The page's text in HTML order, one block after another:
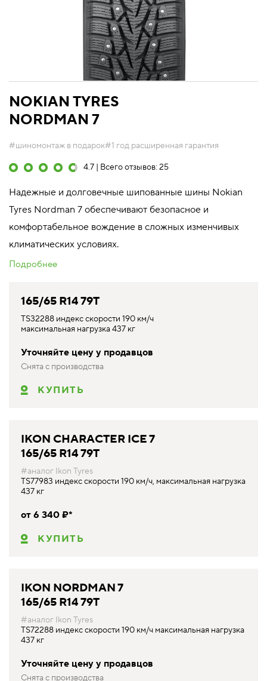
NOKIAN TYRES
NORDMAN 7
#шиномонтаж в подарок#1 год расширенная гарантия
4.7 | Всего отзывов: 25
Надежные и долговечные шипованные шины Nokian
Tyres Nordman 7 обеспечивают безопасное и
комфортабельное вождение в сложных изменчивых
климатических условиях.
Подробнее
165/65 R14 79T
TS32288 индекс скорости 190 км/ч
максимальная нагрузка 437 кг
Уточняйте цену у продавцов
Снята с производства
КУПИТЬ
IKON CHARACTER ICE 7
165/65 R14 79T
#аналог Ikon Tyres
TS77983 индекс скорости 190 км/ч, максимальная нагрузка
437 кг
от 6 340 ₽*
КУПИТЬ
IKON NORDMAN 7
165/65 R14 79T
#аналог Ikon Tyres
TS72288 индекс скорости 190 км/ч максимальная нагрузка
437 кг
Уточняйте цену у продавцов
Снята с производства